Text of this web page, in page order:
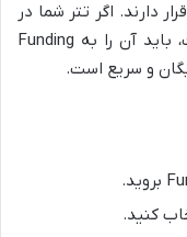
شوید که تترهایتان در Funding Account قرار دارند. اگر تتر شما در
Trading Account یا سایر حساب ها است، باید آن را به Funding